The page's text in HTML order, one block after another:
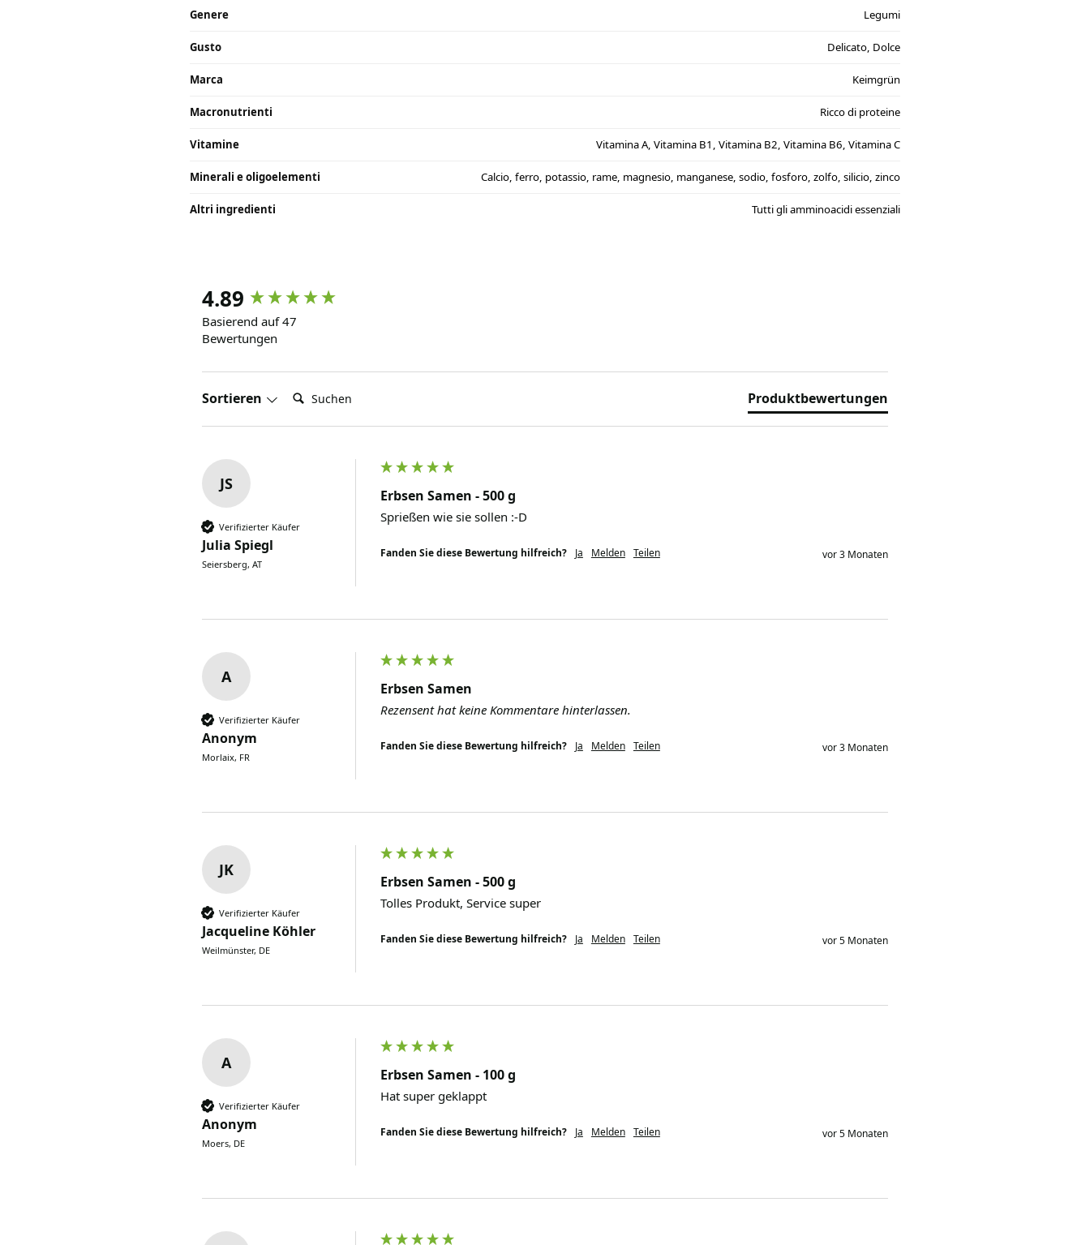
Genere Legumi
Gusto Delicato, Dolce
Marca Keimgrün
Macronutrienti Ricco di proteine
Vitamine Vitamina A, Vitamina B1, Vitamina B2, Vitamina B6, Vitamina C
Minerali e oligoelementi Calcio, ferro, potassio, rame, magnesio, manganese, sodio, fosforo, zolfo, silicio, zinco
Altri ingredienti Tutti gli amminoacidi essenziali
4.89
Basierend auf 47
Bewertungen
Sortieren Suchen: Produktbewertungen
JS
Verifizierter Käufer
Julia Spiegl
Seiersberg, AT
Erbsen Samen - 500 g
Sprießen wie sie sollen :-D
Fanden Sie diese Bewertung hilfreich? Ja Melden Teilen vor 3 Monaten
A
Verifizierter Käufer
Anonym
Morlaix, FR
Erbsen Samen
Rezensent hat keine Kommentare hinterlassen.
Fanden Sie diese Bewertung hilfreich? Ja Melden Teilen vor 3 Monaten
JK
Verifizierter Käufer
Jacqueline Köhler
Weilmünster, DE
Erbsen Samen - 500 g
Tolles Produkt, Service super
Fanden Sie diese Bewertung hilfreich? Ja Melden Teilen vor 5 Monaten
A
Verifizierter Käufer
Anonym
Moers, DE
Erbsen Samen - 100 g
Hat super geklappt
Fanden Sie diese Bewertung hilfreich? Ja Melden Teilen vor 5 Monaten